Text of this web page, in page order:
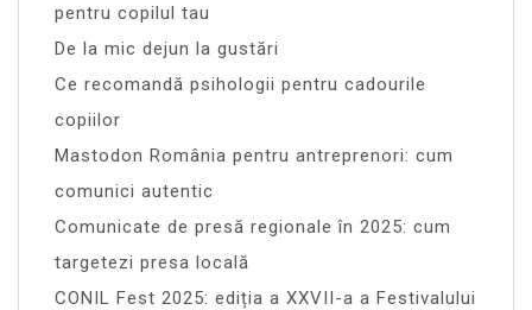
pentru copilul tau
De la mic dejun la gustări
Ce recomandă psihologii pentru cadourile
copiilor
Mastodon România pentru antreprenori: cum
comunici autentic
Comunicate de presă regionale în 2025: cum
targetezi presa locală
CONIL Fest 2025: ediția a XXVII-a a Festivalului